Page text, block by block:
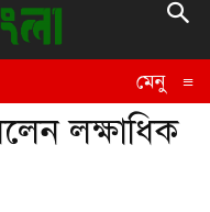
মেনু ≡
লক্ষাধিক